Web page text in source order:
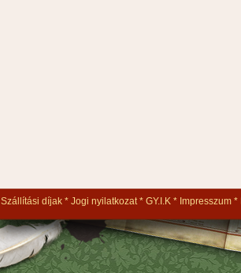
Szállítási díjak Jogi nyilatkozat GY.I.K Impresszum